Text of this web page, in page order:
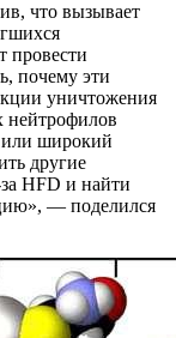
что вызывает
провести
почему эти
уничтожения
нейтрофилов
или широкий
другие
HFD и найти
— поделился